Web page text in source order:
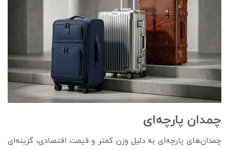
چمدان پارچه‌ای
چمدان‌های پارچه‌ای به دلیل وزن کمتر و قیمت اقتصادی، گزینه‌ای